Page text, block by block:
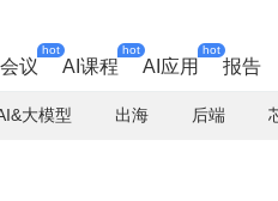
议
hot
AI课程
hot
AI应用
hot
报告
大模型 出海 后端